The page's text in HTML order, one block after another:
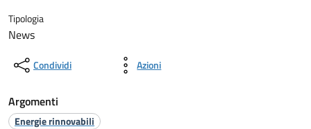
Tipologia
News
Condividi Azioni
Argomenti
Energie rinnovabili